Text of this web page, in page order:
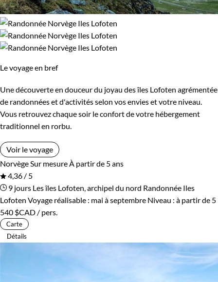
Le voyage en bref
Une découverte en douceur du joyau des îles Lofoten agrémentée
de randonnées et d'activités selon vos envies et votre niveau.
Vous retrouvez chaque soir le confort de votre hébergement
traditionnel en rorbu.
Voir le voyage
Norvège Sur mesure À partir de 5 ans
4,36 / 5
9 jours Les îles Lofoten, archipel du nord Randonnée Iles
Lofoten Voyage réalisable : mai à septembre Niveau : à partir de 5
540 $CAD / pers.
Carte
Détails